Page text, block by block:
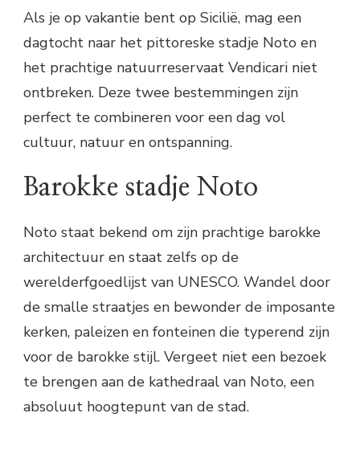
Als je op vakantie bent op Sicilië, mag een
dagtocht naar het pittoreske stadje Noto en
het prachtige natuurreservaat Vendicari niet
ontbreken. Deze twee bestemmingen zijn
perfect te combineren voor een dag vol
cultuur, natuur en ontspanning.
Barokke stadje Noto
Noto staat bekend om zijn prachtige barokke
architectuur en staat zelfs op de
werelderfgoedlijst van UNESCO. Wandel door
de smalle straatjes en bewonder de imposante
kerken, paleizen en fonteinen die typerend zijn
voor de barokke stijl. Vergeet niet een bezoek
te brengen aan de kathedraal van Noto, een
absoluut hoogtepunt van de stad.